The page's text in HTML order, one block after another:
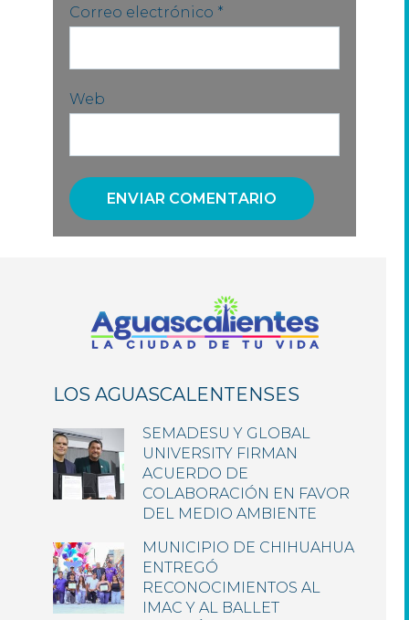
Correo electrónico *
Web
LOS AGUASCALENTENSES
SEMADESU Y GLOBAL
UNIVERSITY FIRMAN
ACUERDO DE
COLABORACIÓN EN FAVOR
DEL MEDIO AMBIENTE
MUNICIPIO DE CHIHUAHUA
ENTREGÓ
RECONOCIMIENTOS AL
IMAC Y AL BALLET